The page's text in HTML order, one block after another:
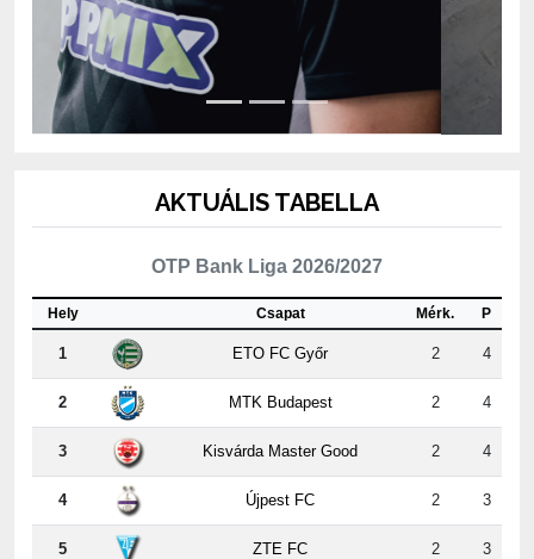
OTP Bank Liga 2026/2027
Csapat
1 ETO FC Győr 2 4
2 MTK Budapest 2 4
3 Kisvárda Master Good 2 4
4 Újpest FC 2 3
5 ZTE FC 2 3
6 Puskás Akadémia FC 2 3